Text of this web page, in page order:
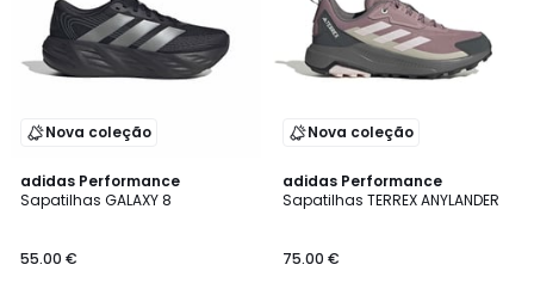
Nova coleção
adidas Performance
Sapatilhas GALAXY 8
55.00 €
4,9
/ 5
2
Cores
Nova coleção
adidas Performance
Sapatilhas TERREX ANYLANDER
75.00 €
4,8
/ 5